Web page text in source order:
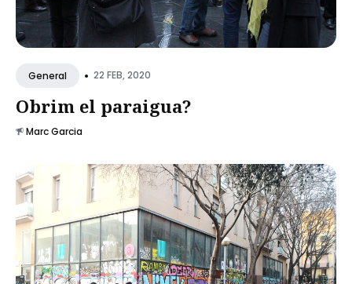
General • 22 FEB, 2020
Obrim el paraigua?
Marc Garcia